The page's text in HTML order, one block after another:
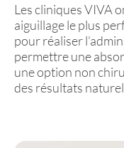
Les cliniques VIVA
aiguillage le plus
pour réaliser
permettre une
une option non
des résultats